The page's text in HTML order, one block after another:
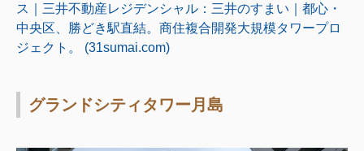
ス｜三井不動産レジデンシャル：三井のすまい｜都心・
中央区、勝どき駅直結。商住複合開発大規模タワープロ
ジェクト。 (31sumai.com)
グランドシティタワー月島